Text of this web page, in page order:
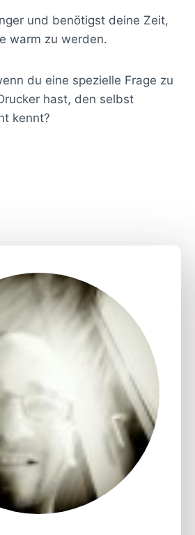
und benötigst deine Zeit,
warm zu werden.
du eine spezielle Frage zu
hast, den selbst
kennt?